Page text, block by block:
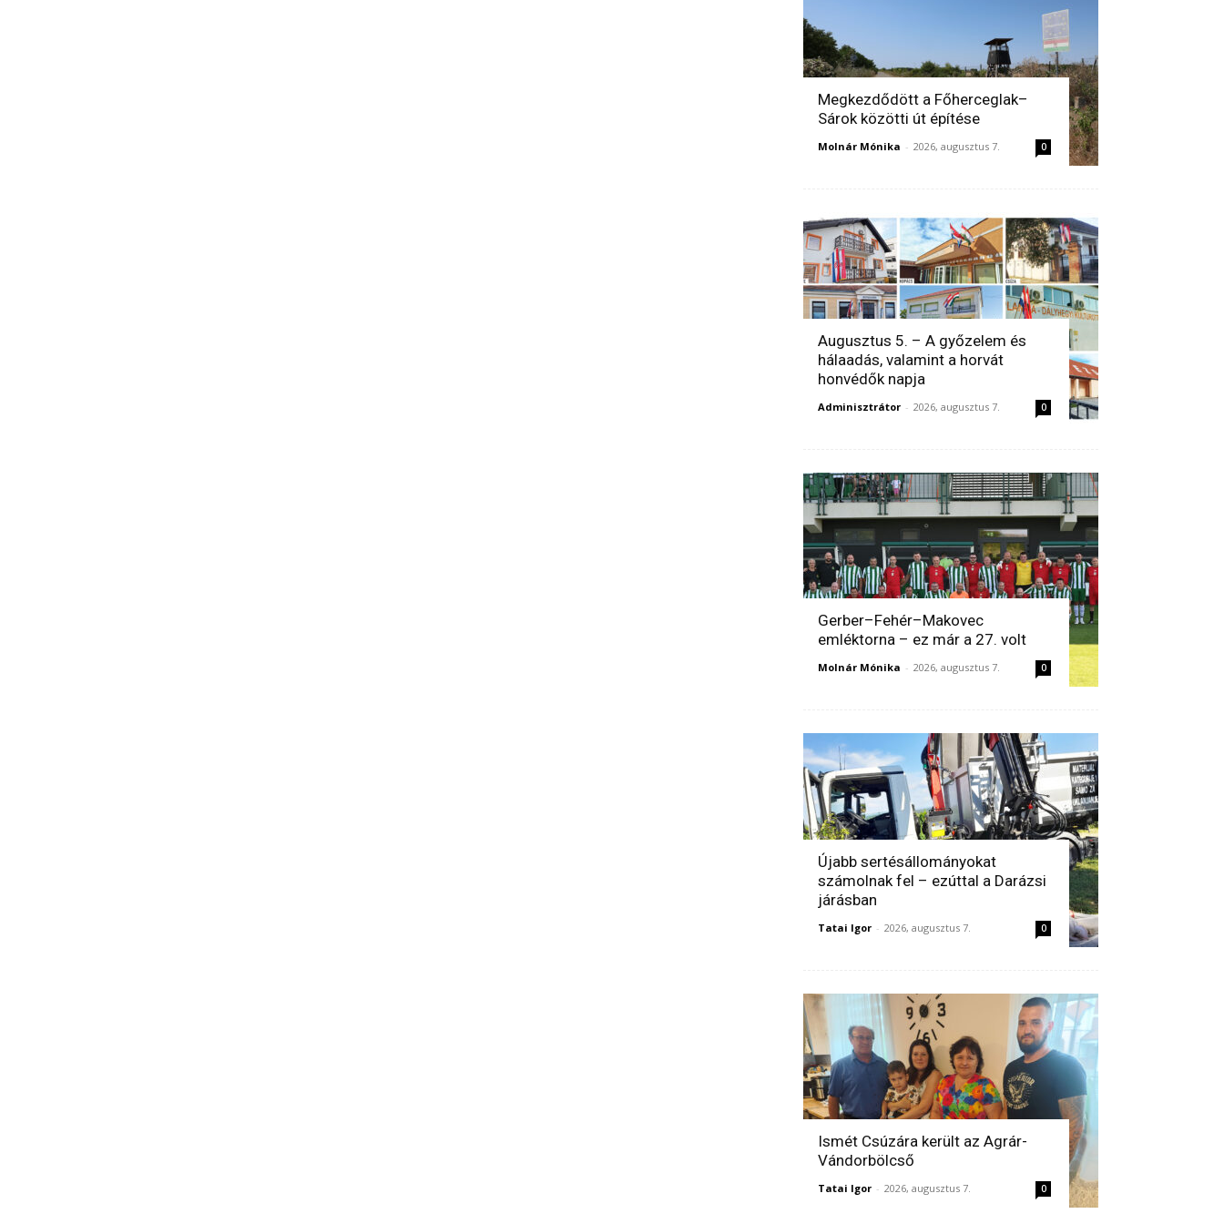
Megkezdődött a Főherceglak–
Sárok közötti út építése
Molnár Mónika - 2026, augusztus 7. 0
Augusztus 5. – A győzelem és
hálaadás, valamint a horvát
honvédők napja
Adminisztrátor - 2026, augusztus 7. 0
Gerber–Fehér–Makovec
emléktorna – ez már a 27. volt
Molnár Mónika - 2026, augusztus 7. 0
Újabb sertésállományokat
számolnak fel – ezúttal a Darázsi
járásban
Tatai Igor - 2026, augusztus 7. 0
Ismét Csúzára került az Agrár-
Vándorbölcső
Tatai Igor - 2026, augusztus 7. 0